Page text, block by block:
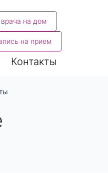
на дом
на прием
Контакты